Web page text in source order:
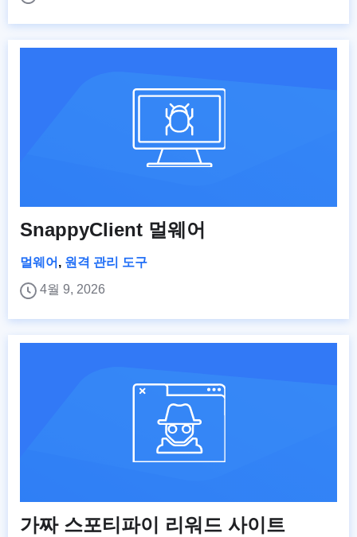
SnappyClient 멀웨어
멀웨어 , 원격 관리 도구
4월 9, 2026
가짜 스포티파이 리워드 사이트